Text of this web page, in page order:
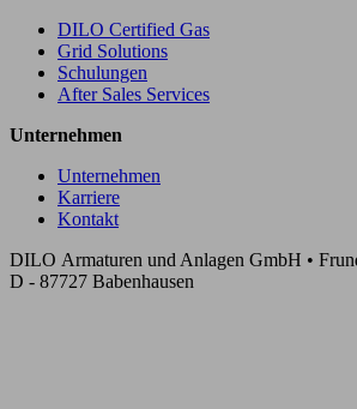
DILO Certified Gas
Grid Solutions
Schulungen
After Sales Services
Unternehmen
Unternehmen
Karriere
Kontakt
DILO Armaturen und Anlagen GmbH •
D - 87727 Babenhausen